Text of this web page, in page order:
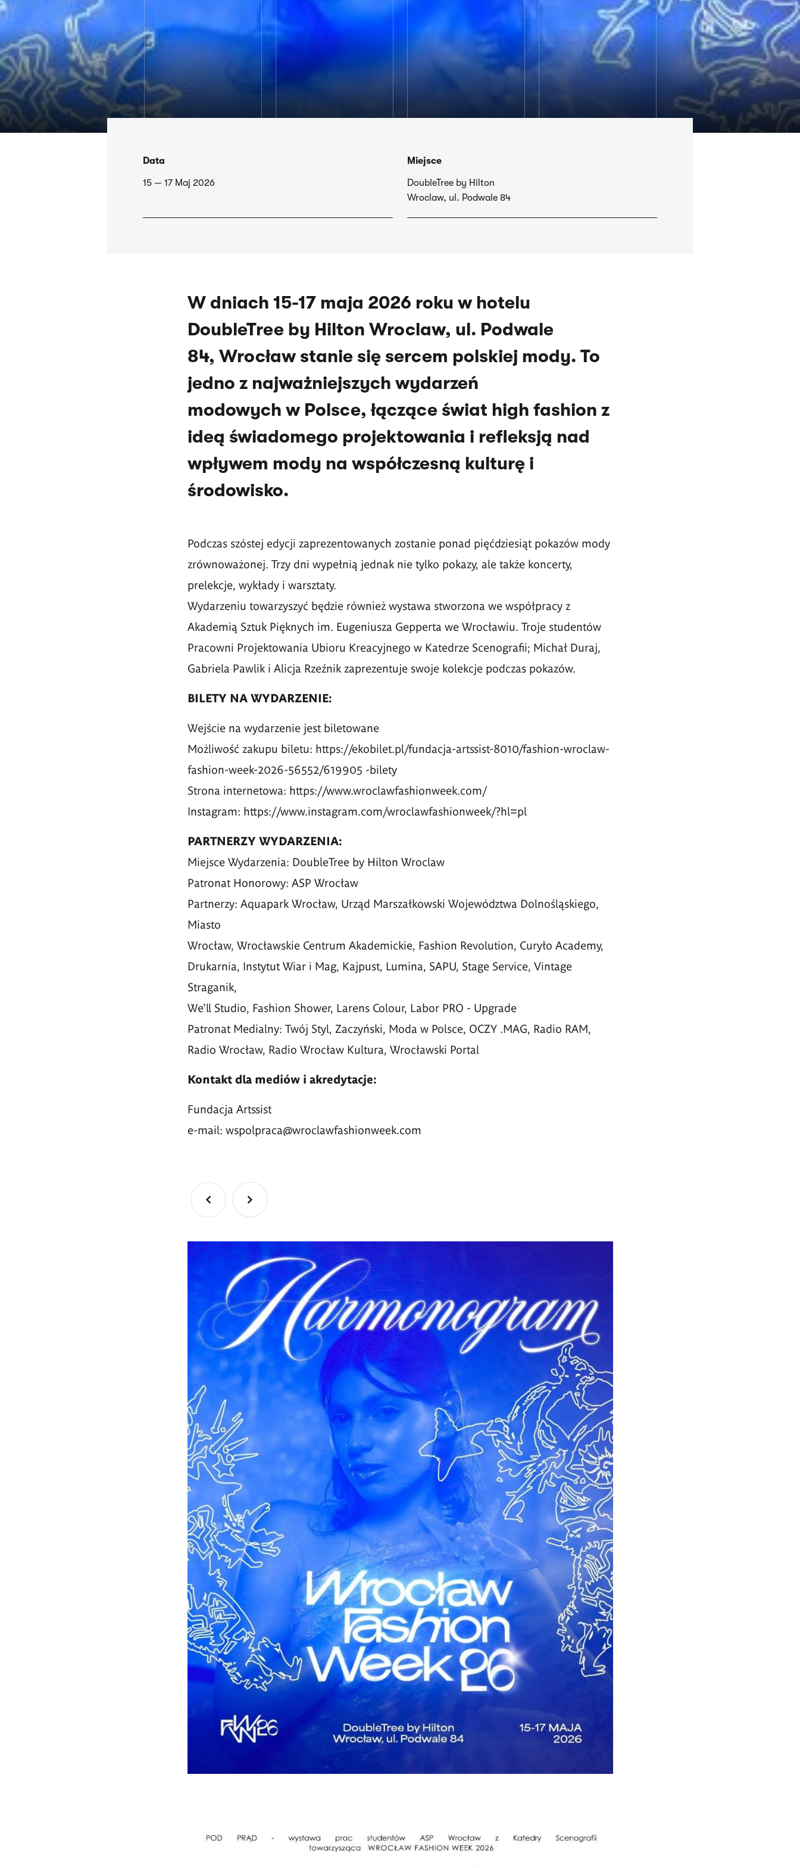
Data
15 — 17 Maj 2026
Miejsce
DoubleTree by Hilton
Wroclaw, ul. Podwale 84
W dniach 15-17 maja 2026 roku w hotelu
DoubleTree by Hilton Wroclaw, ul. Podwale
84, Wrocław stanie się sercem polskiej mody. To
jedno z najważniejszych wydarzeń
modowych w Polsce, łączące świat high fashion z
ideą świadomego projektowania i refleksją nad
wpływem mody na współczesną kulturę i
środowisko.
Podczas szóstej edycji zaprezentowanych zostanie ponad pięćdziesiąt pokazów mody
zrównoważonej. Trzy dni wypełnią jednak nie tylko pokazy, ale także koncerty,
prelekcje, wykłady i warsztaty.
Wydarzeniu towarzyszyć będzie również wystawa stworzona we współpracy z
Akademią Sztuk Pięknych im. Eugeniusza Gepperta we Wrocławiu. Troje studentów
Pracowni Projektowania Ubioru Kreacyjnego w Katedrze Scenografii; Michał Duraj,
Gabriela Pawlik i Alicja Rzeźnik zaprezentuje swoje kolekcje podczas pokazów.
BILETY NA WYDARZENIE:
Wejście na wydarzenie jest biletowane
Możliwość zakupu biletu: https://ekobilet.pl/fundacja-artssist-8010/fashion-wroclaw-
fashion-week-2026-56552/619905 -bilety
Strona internetowa: https://www.wroclawfashionweek.com/
Instagram: https://www.instagram.com/wroclawfashionweek/?hl=pl
PARTNERZY WYDARZENIA:
Miejsce Wydarzenia: DoubleTree by Hilton Wroclaw
Patronat Honorowy: ASP Wrocław
Partnerzy: Aquapark Wrocław, Urząd Marszałkowski Województwa Dolnośląskiego,
Miasto
Wrocław, Wrocławskie Centrum Akademickie, Fashion Revolution, Curyło Academy,
Drukarnia, Instytut Wiar i Mag, Kajpust, Lumina, SAPU, Stage Service, Vintage
Straganik,
We’ll Studio, Fashion Shower, Larens Colour, Labor PRO - Upgrade
Patronat Medialny: Twój Styl, Zaczyński, Moda w Polsce, OCZY .MAG, Radio RAM,
Radio Wrocław, Radio Wrocław Kultura, Wrocławski Portal
Kontakt dla mediów i akredytacje:
Fundacja Artssist
e-mail: wspolpraca@wroclawfashionweek.com